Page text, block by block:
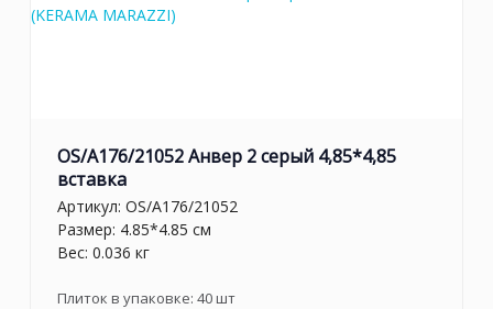
OS/A176/21052 Анвер 2 серый 4,85*4,85
вставка
Артикул: OS/A176/21052
Размер: 4.85*4.85 см
Вес: 0.036 кг
Плиток в упаковке: 40шт